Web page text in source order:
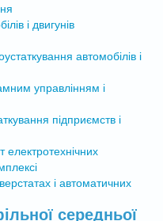
і двигунів
автомобілів і
управлінням і
підприємств і
і автоматичних
середньої